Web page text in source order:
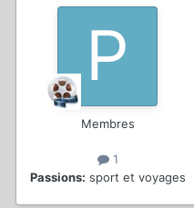
Membres
1
Passions: sport et voyages